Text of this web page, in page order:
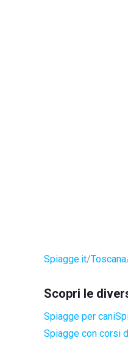
Spiagge.it Toscana
Scopri le
Spiagge per cani
Spiagge con corsi